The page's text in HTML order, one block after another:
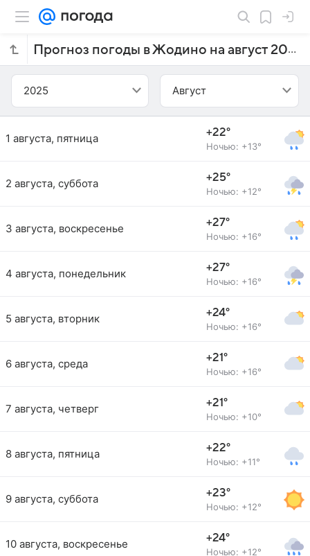
Прогноз погоды в Жодино на август 2025 года
2025 Август
1 августа, пятница +22°
Ночью: +13°
2 августа, суббота +25°
Ночью: +12°
3 августа, воскресенье +27°
Ночью: +16°
4 августа, понедельник +27°
Ночью: +16°
5 августа, вторник +24°
Ночью: +16°
6 августа, среда +21°
Ночью: +16°
7 августа, четверг +21°
Ночью: +10°
8 августа, пятница +22°
Ночью: +11°
9 августа, суббота +23°
Ночью: +12°
10 августа, воскресенье +24°
Ночью: +12°